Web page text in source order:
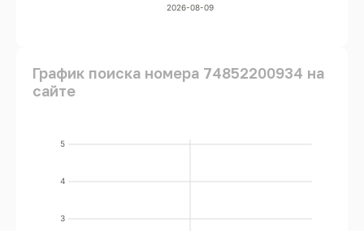
2026-08-09
График поиска номера 74852200934 на
сайте
3
4
5